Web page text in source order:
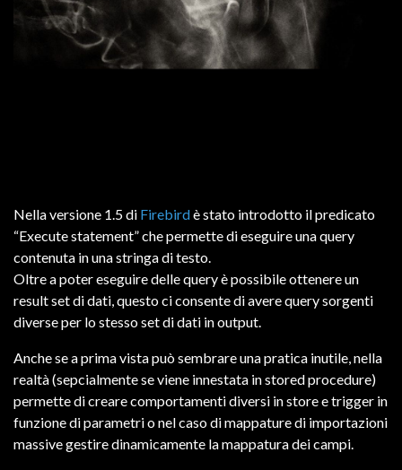
Nella versione 1.5 di Firebirdè stato introdotto il predicato
“Execute statement” che permette di eseguire una query
contenuta in una stringa di testo.
Oltre a poter eseguire delle query è possibile ottenere un
result set di dati, questo ci consente di avere query sorgenti
diverse per lo stesso set di dati in output.
Anche se a prima vista può sembrare una pratica inutile, nella
realtà (sepcialmente se viene innestata in stored procedure)
permette di creare comportamenti diversi in store e trigger in
funzione di parametri o nel caso di mappature di importazioni
massive gestire dinamicamente la mappatura dei campi.